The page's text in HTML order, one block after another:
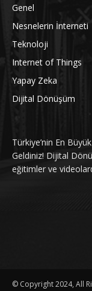
Genel
Nesnelerin İnterneti
Teknoloji
Internet of Things
Yapay Zeka
Dijital Dönüşüm
Türkiye’nin En
Geldiniz! Dijital
eğitimler ve
© Copyright 2024, All